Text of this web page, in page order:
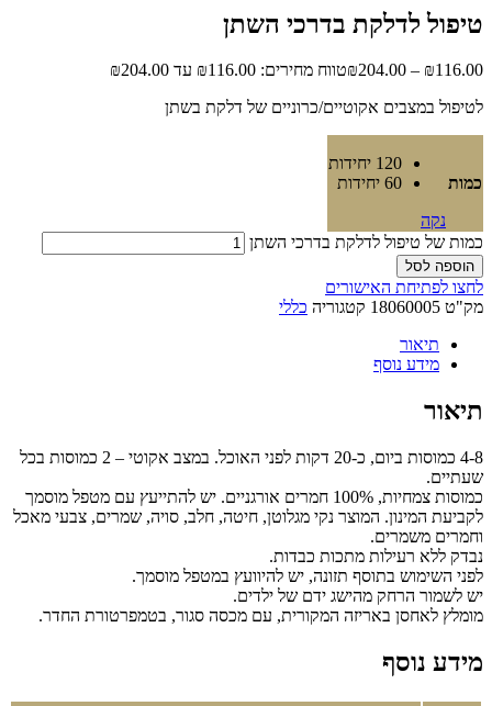
טיפול לדלקת בדרכי השתן
₪116.00
–
₪204.00
טווח מחירים: ⁦₪116.00⁩ עד ⁦₪204.00⁩
לטיפול במצבים אקוטיים/כרוניים של דלקת בשתן
כמות
120 יחידות
60 יחידות
נקה
כמות של טיפול לדלקת בדרכי השתן
הוספה לסל
לחצו לפתיחת האישורים
מק"ט 18060005 קטגוריה כללי
תיאור
מידע נוסף
תיאור
4-8 כמוסות ביום, כ-20 דקות לפני האוכל. במצב אקוטי – 2 כמוסות בכל
שעתיים.
כמוסות צמחיות, 100% חמרים אורגניים. יש להתייעץ עם מטפל מוסמך
לקביעת המינון. המוצר נקי מגלוטן, חיטה, חלב, סויה, שמרים, צבעי מאכל
וחמרים משמרים.
נבדק ללא רעילות מתכות כבדות.
לפני השימוש בתוסף תזונה, יש להיוועץ במטפל מוסמך.
יש לשמור הרחק מהישג ידם של ילדים.
מומלץ לאחסן באריזה המקורית, עם מכסה סגור, בטמפרטורת החדר.
מידע נוסף